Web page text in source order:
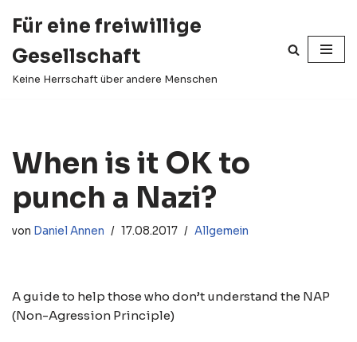
Inhalt
springen
Für eine freiwillige
Gesellschaft
Keine Herrschaft über andere Menschen
When is it OK to
punch a Nazi?
von Daniel Annen 17.08.2017 Allgemein
A guide to help those who don’t understand the NAP
(Non-Agression Principle)